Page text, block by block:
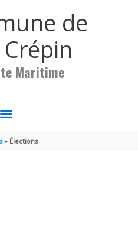
de
Maritime
MENU
Élections